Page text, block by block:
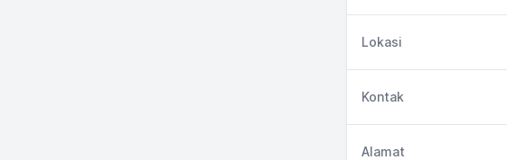
Lokasi
Kontak
Alamat